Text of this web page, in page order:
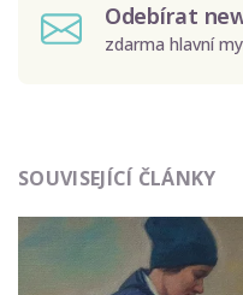
Odebírat
zdarma hlavní
údajů.
SOUVISEJÍCÍ ČLÁNKY